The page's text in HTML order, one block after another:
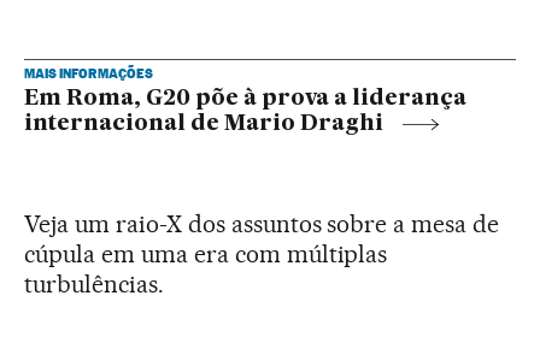
MAIS INFORMAÇÕES
Em Roma, G20 põe à prova a liderança
internacional de Mario Draghi
Veja um raio-X dos assuntos sobre a mesa de
cúpula em uma era com múltiplas
turbulências.